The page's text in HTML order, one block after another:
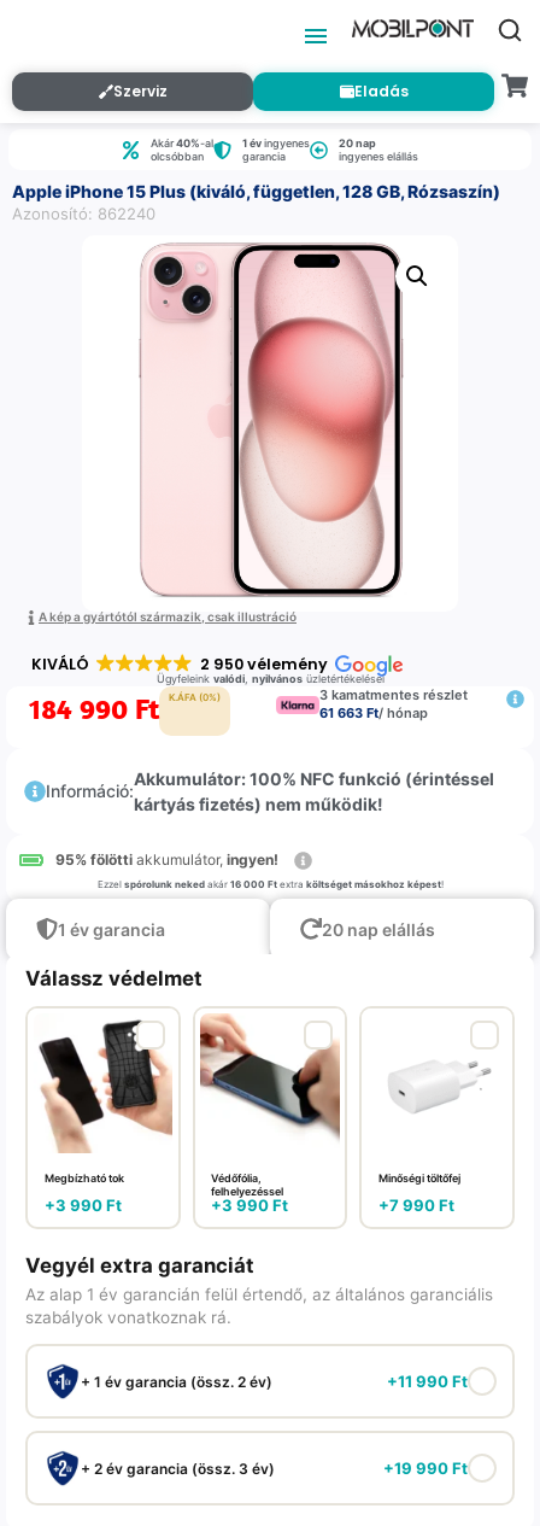
Szerviz Eladás
Akár40%-al
olcsóbban
1 évingyenes
garancia
20 nap
ingyenes elállás
Apple iPhone 15 Plus (kiváló, független, 128 GB, Rózsaszín)
Azonosító: 862240
A kép a gyártótól származik, csak illustráció
KIVÁLÓ 2 950 vélemény
Ügyfeleink valódi, nyilvánosüzletértékelései
184 990 Ft K.ÁFA (0%)
3 kamatmentes részlet
61 663 Ft/ hónap
Információ:
Akkumulátor: 100% NFC funkció (érintéssel
kártyás fizetés) nem működik!
95% fölötti akkumulátor, ingyen!
Ezzel spórolunk nekedakár 16 000 Ftextra költséget másokhoz képest!
1 év garancia 20 nap elállás
Válassz védelmet
Megbízható tok
+3 990Ft
Védőfólia,
felhelyezéssel
+3 990Ft
Minőségi töltőfej
+7 990Ft
Vegyél extra garanciát
Az alap 1 év garancián felül értendő, az általános garanciális
szabályok vonatkoznak rá.
+ 1 év garancia (össz. 2 év) +11 990Ft
+ 2 év garancia (össz. 3 év) +19 990Ft